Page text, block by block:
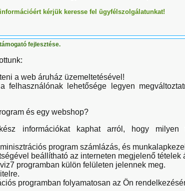
kérjük keresse fel ügyfélszolgálatunkat!
fejlesztése.
a web áruház üzemeltetésével!
felhasználónak lehetősége legyen
és egy webshop?
információkat kaphat arról, hogy milyen
program számlázás, és
beállítható az interneten megjelenő tételek
programban külön felületen jelennek meg.
programban folyamatosan az Ön